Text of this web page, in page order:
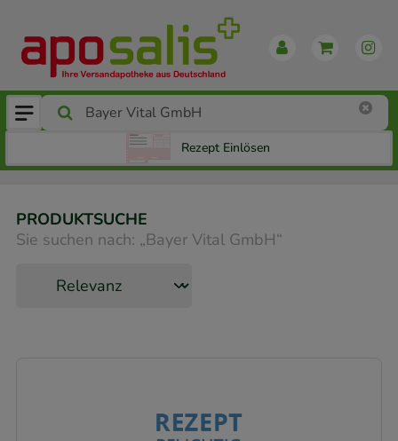
Rezept Einlösen
PRODUKTSUCHE
Sie suchen nach: „Bayer Vital GmbH“